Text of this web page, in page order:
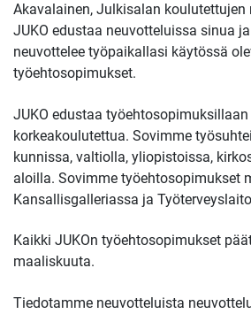
Akavalainen, Julkisalan koulutettujen
JUKO edustaa neuvotteluissa sinua
neuvottelee työpaikallasi käytössä
työehtosopimukset.
JUKO edustaa
korkeakoulutettua. Sovimme
kunnissa, valtiolla, yliopistoissa,
aloilla. Sovimme työehtosopimukset
Kansallisgalleriassa ja
Kaikki JUKOn työehtosopimukset
maaliskuuta.
Tiedotamme neuvotteluista